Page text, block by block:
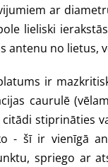
ar
lieliski
antenu no lietus,
ir
caurulē
stiprināties
- šī ir vienīgā
spriego ar